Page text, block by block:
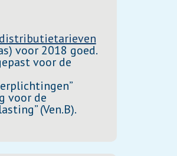
voor 2018 goed.
voor de
voor de
(Ven.B).